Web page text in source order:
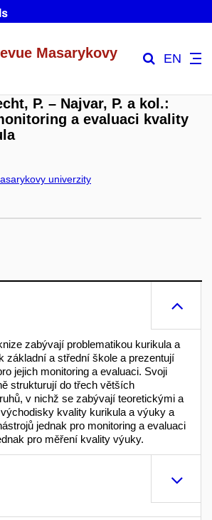
Masarykovy
EN
P. – Najvar, P. a kol.:
a evaluaci kvality
univerzity
zabývají problematikou kurikula a
základní a střední škole a prezentují
jejich monitoring a evaluaci. Svoji
strukturují do třech větších
v nichž se zabývají teoretickými a
kvality kurikula a výuky a
jednak pro monitoring a evaluaci
pro měření kvality výuky.